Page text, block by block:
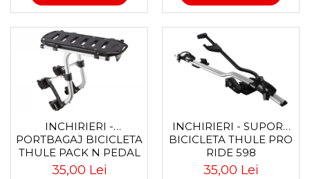
INCHIRIERI -
PORTBAGAJ BICICLETA
THULE PACK N PEDAL
TOUR RACK
35,00 Lei
INCHIRIERI - SUPORT
BICICLETA THULE PRO
RIDE 598
35,00 Lei